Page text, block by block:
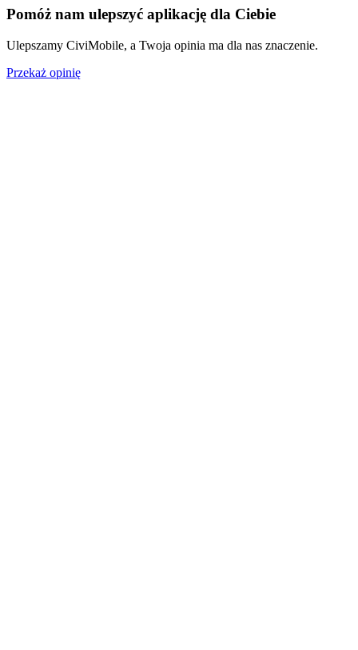
Pomóż nam ulepszyć aplikację dla Ciebie
Ulepszamy CiviMobile, a Twoja opinia ma dla nas znaczenie.
Przekaż opinię